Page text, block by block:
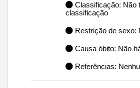
Classificação: Não
classificação
Restrição de sexo:
Causa óbito: Não
Referências: